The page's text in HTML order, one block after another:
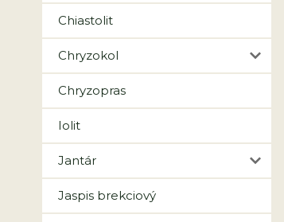
Chiastolit
Chryzokol
Chryzopras
Iolit
Jantár
Jaspis brekciový